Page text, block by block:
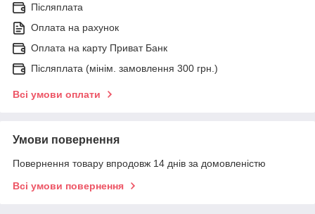
Післяплата
Оплата на рахунок
Оплата на карту Приват Банк
Післяплата (мінім. замовлення 300 грн.)
Всі умови оплати
Умови повернення
Повернення товару впродовж 14 днів за домовленістю
Всі умови повернення